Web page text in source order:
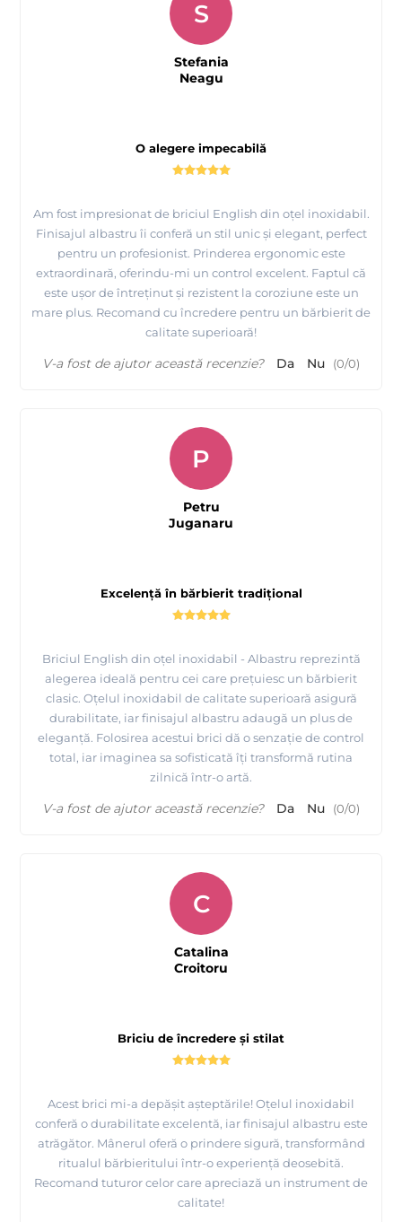
O alegere impecabilă
Am fost impresionat de briciul English din oțel inoxidabil.
Finisajul albastru îi conferă un stil unic și elegant, perfect
pentru un profesionist. Prinderea ergonomic este
extraordinară, oferindu-mi un control excelent. Faptul că
este ușor de întreținut și rezistent la coroziune este un
mare plus. Recomand cu încredere pentru un bărbierit de
calitate superioară!
S
Stefania
Neagu
V-a fost de ajutor această recenzie? Da Nu (0/0)
Excelență în bărbierit tradițional
Briciul English din oțel inoxidabil - Albastru reprezintă
alegerea ideală pentru cei care prețuiesc un bărbierit
clasic. Oțelul inoxidabil de calitate superioară asigură
durabilitate, iar finisajul albastru adaugă un plus de
eleganță. Folosirea acestui brici dă o senzație de control
total, iar imaginea sa sofisticată îți transformă rutina
zilnică într-o artă.
P
Petru
Juganaru
V-a fost de ajutor această recenzie? Da Nu (0/0)
Briciu de încredere și stilat
Acest brici mi-a depășit așteptările! Oțelul inoxidabil
conferă o durabilitate excelentă, iar finisajul albastru este
atrăgător. Mânerul oferă o prindere sigură, transformând
ritualul bărbieritului într-o experiență deosebită.
Recomand tuturor celor care apreciază un instrument de
calitate!
C
Catalina
Croitoru